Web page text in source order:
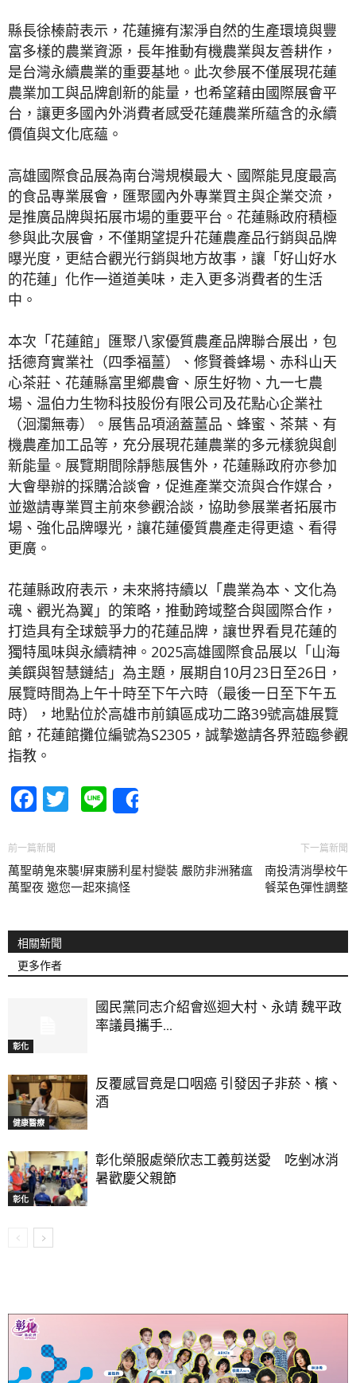
縣長徐榛蔚表示，花蓮擁有潔淨自然的生產環境與豐
富多樣的農業資源，長年推動有機農業與友善耕作，
是台灣永續農業的重要基地。此次參展不僅展現花蓮
農業加工與品牌創新的能量，也希望藉由國際展會平
台，讓更多國內外消費者感受花蓮農業所蘊含的永續
價值與文化底蘊。
高雄國際食品展為南台灣規模最大、國際能見度最高
的食品專業展會，匯聚國內外專業買主與企業交流，
是推廣品牌與拓展市場的重要平台。花蓮縣政府積極
參與此次展會，不僅期望提升花蓮農產品行銷與品牌
曝光度，更結合觀光行銷與地方故事，讓「好山好水
的花蓮」化作一道道美味，走入更多消費者的生活
中。
本次「花蓮館」匯聚八家優質農產品牌聯合展出，包
括德育實業社（四季福薑）、修賢養蜂場、赤科山天
心茶莊、花蓮縣富里鄉農會、原生好物、九一七農
場、温伯力生物科技股份有限公司及花點心企業社
（洄瀾無毒）。展售品項涵蓋薑品、蜂蜜、茶葉、有
機農產加工品等，充分展現花蓮農業的多元樣貌與創
新能量。展覽期間除靜態展售外，花蓮縣政府亦參加
大會舉辦的採購洽談會，促進產業交流與合作媒合，
並邀請專業買主前來參觀洽談，協助參展業者拓展市
場、強化品牌曝光，讓花蓮優質農產走得更遠、看得
更廣。
花蓮縣政府表示，未來將持續以「農業為本、文化為
魂、觀光為翼」的策略，推動跨域整合與國際合作，
打造具有全球競爭力的花蓮品牌，讓世界看見花蓮的
獨特風味與永續精神。2025高雄國際食品展以「山海
美饌與智慧鏈結」為主題，展期自10月23日至26日，
展覽時間為上午十時至下午六時（最後一日至下午五
時），地點位於高雄市前鎮區成功二路39號高雄展覽
館，花蓮館攤位編號為S2305，誠摯邀請各界蒞臨參觀
指教。
Facebook
Twitter
Line
前一篇新聞
萬聖萌鬼來襲!屏東勝利星村變裝
萬聖夜 邀您一起來搞怪
下一篇新聞
嚴防非洲豬瘟 南投清消學校午
餐菜色彈性調整
相關新聞
更多作者
彰化
國民黨同志介紹會巡迴大村、永靖 魏平政
率議員攜手...
健康醫療
反覆感冒竟是口咽癌 引發因子非菸、檳、
酒
彰化
彰化榮服處榮欣志工義剪送愛 吃剉冰消
暑歡慶父親節